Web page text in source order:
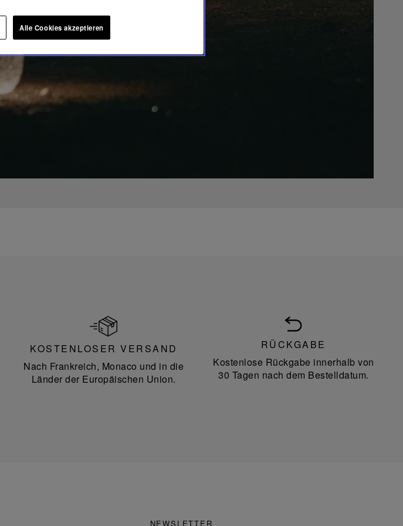
KOSTENLOSER VERSAND
Nach Frankreich, Monaco und in die
Länder der Europäischen Union.
RÜCKGABE
Kostenlose Rückgabe innerhalb von
30 Tagen nach dem Bestelldatum.
NEWSLETTER
Alle Cookies akzeptieren